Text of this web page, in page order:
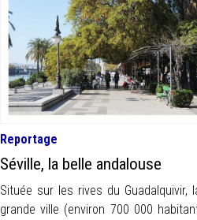
Reportage
Séville, la belle andalouse
Située sur les rives du Guadalquivir,
grande ville (environ 700 000